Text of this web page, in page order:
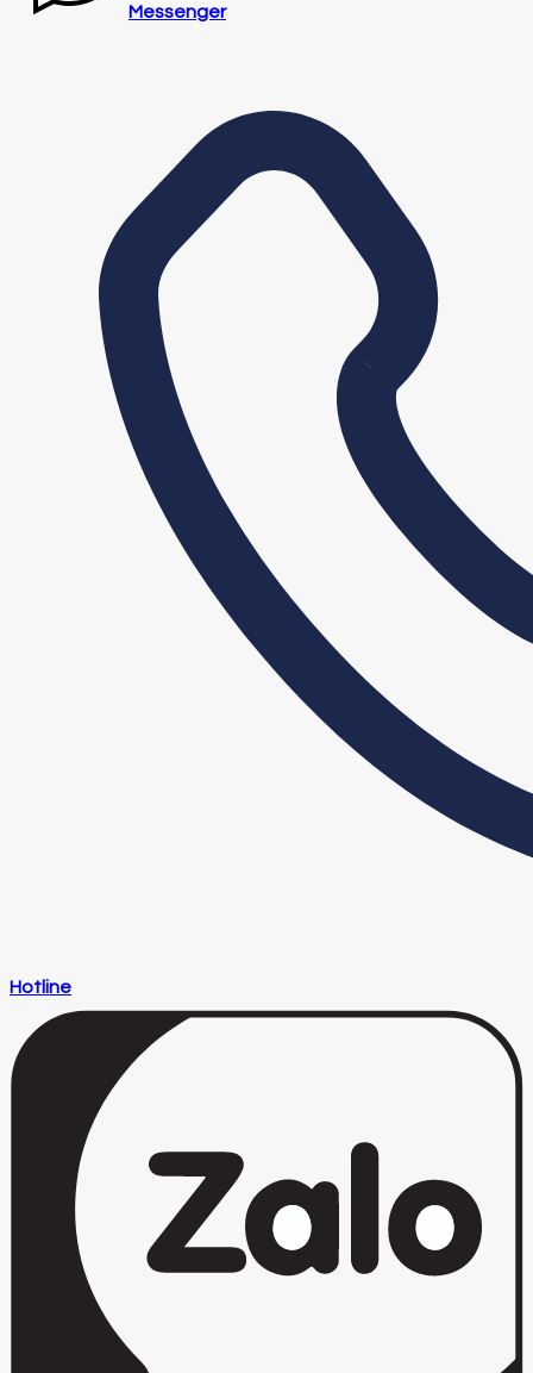
Messenger
Hotline